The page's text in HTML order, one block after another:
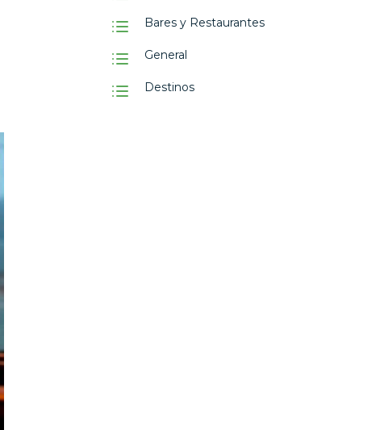
Bares y Restaurantes
General
Destinos